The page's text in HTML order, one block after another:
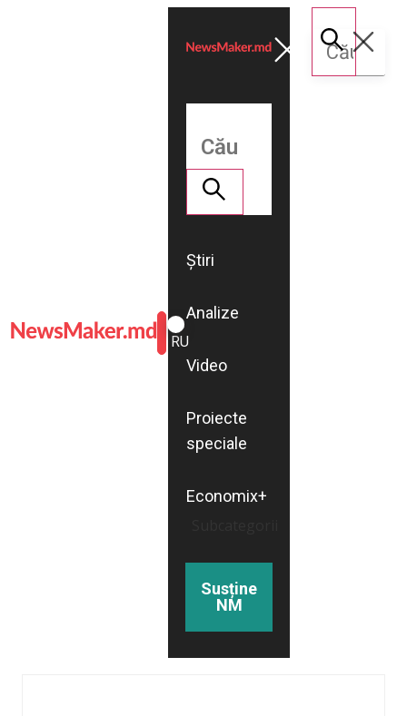
ROMÂNĂ
RU
Știri
Analize
Video
Proiecte
speciale
Economix+
Susține
NM